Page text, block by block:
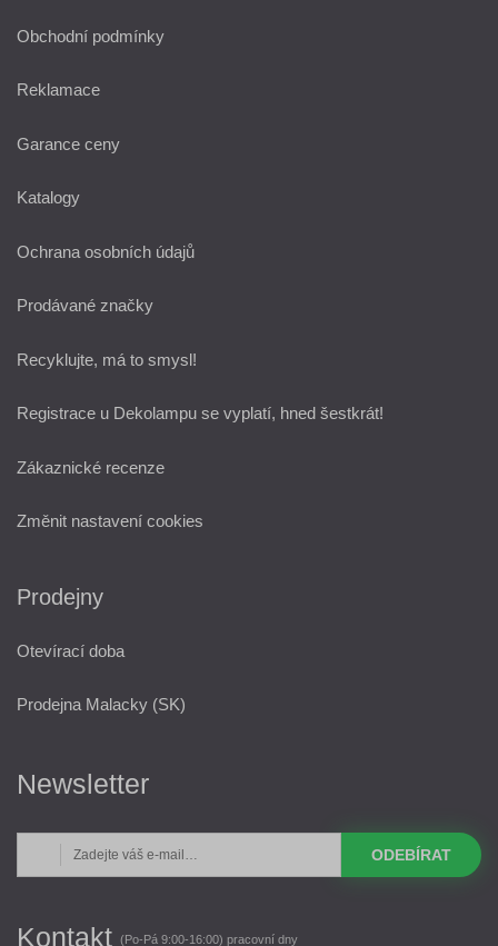
Obchodní podmínky
Reklamace
Garance ceny
Katalogy
Ochrana osobních údajů
Prodávané značky
Recyklujte, má to smysl!
Registrace u Dekolampu se vyplatí, hned šestkrát!
Zákaznické recenze
Změnit nastavení cookies
Prodejny
Otevírací doba
Prodejna Malacky (SK)
Newsletter
ODEBÍRAT
Kontakt (Po-Pá 9:00-16:00) pracovní dny